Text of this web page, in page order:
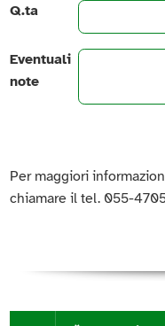
Q.ta
Eventuali
note
Per maggiori
chiamare il tel. 055-